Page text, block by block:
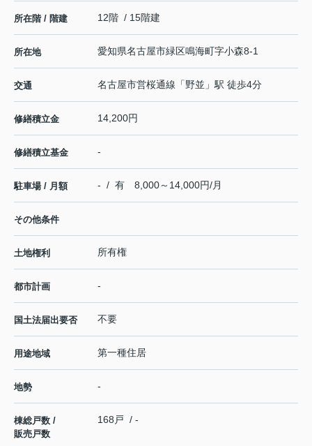
所在階 / 階建 12階 / 15階建
所在地 愛知県名古屋市緑区鳴海町字小森8-1
交通 名古屋市営桜通線 「野並 」駅 徒歩4分
修繕積立金 14,200円
修繕積立基金 -
駐車場 / 月額 - / 有 8,000～14,000円/月
その他条件
土地権利 所有権
都市計画 -
国土法届出要否 不要
用途地域 第一種住居
地勢 -
棟総戸数 /
販売戸数
168戸 / -